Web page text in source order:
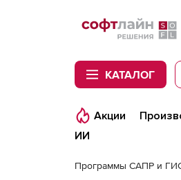
Softline
КАТАЛОГ
Акции
ИИ
Программы САПР и